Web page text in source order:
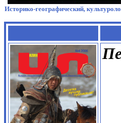
Историко-географический,